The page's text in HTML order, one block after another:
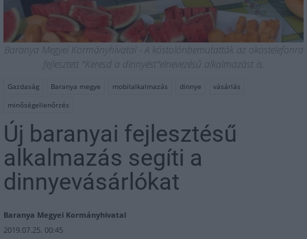
Baranya Megyei Kormányhivatal - A kóstolónbemutatták az okostelefonra
fejlesztett "Keresd a dinnyést"elnevezésű alkalmazást is.
Gazdaság Baranya megye mobilalkalmazás dinnye
vásárlás
minőségellenőrzés
Új baranyai fejlesztésű
alkalmazás segíti a
dinnyevásárlókat
Baranya Megyei Kormányhivatal
2019.07.25. 00:45